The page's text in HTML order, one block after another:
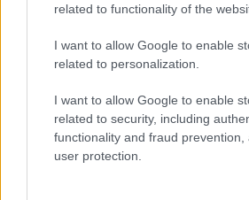
related to functionality of the
I want to allow Google to enable
related to personalization.
I want to allow Google to enable
related to security, including
functionality and fraud prevention,
user protection.
Κουίζ: Πόσο καλά
ελληνική μυθολογία;
κάνετε το 3 στα 3;